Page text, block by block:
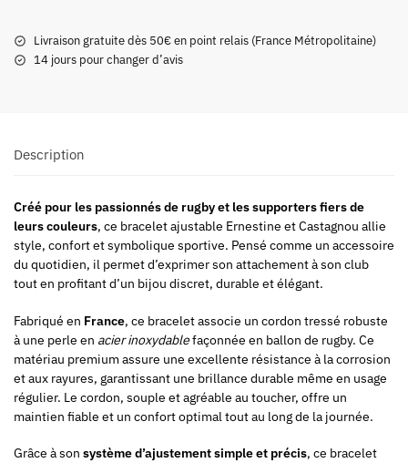
Livraison gratuite dès 50€ en point relais (France Métropolitaine)
14 jours pour changer d’avis
Description
Créé pour les passionnés de rugby et les supporters fiers de
leurs couleurs, ce bracelet ajustable Ernestine et Castagnou allie
style, confort et symbolique sportive. Pensé comme un accessoire
du quotidien, il permet d’exprimer son attachement à son club
tout en profitant d’un bijou discret, durable et élégant.
Fabriqué en France, ce bracelet associe un cordon tressé robuste
à une perle en acier inoxydablefaçonnée en ballon de rugby. Ce
matériau premium assure une excellente résistance à la corrosion
et aux rayures, garantissant une brillance durable même en usage
régulier. Le cordon, souple et agréable au toucher, offre un
maintien fiable et un confort optimal tout au long de la journée.
Grâce à son système d’ajustement simple et précis, ce bracelet